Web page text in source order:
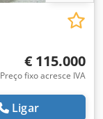
€ 115.000
Preço fixo acresce IVA
Ligar